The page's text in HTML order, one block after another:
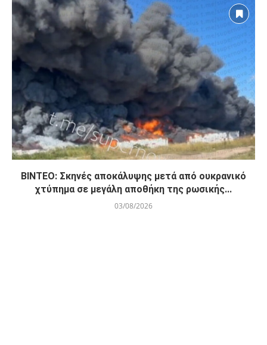
ΒΙΝΤΕΟ: Σκηνές αποκάλυψης μετά από ουκρανικό
χτύπημα σε μεγάλη αποθήκη της ρωσικής...
03/08/2026